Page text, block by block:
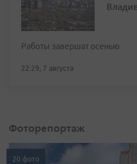
Работы завершат осенью
22:29, 7 августа
Фоторепортаж
20 фото